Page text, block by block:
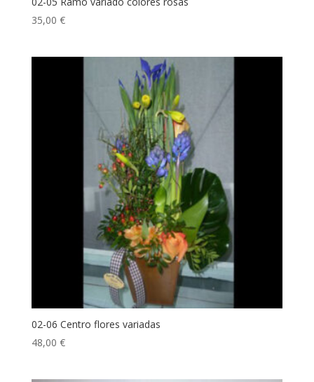
35,00 €
02-06 Centro flores variadas
48,00 €